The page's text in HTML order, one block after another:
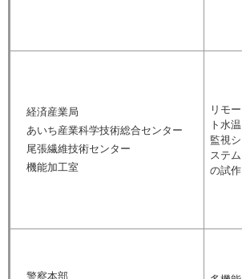
経済産業局
あいち産業科学技術総合センター
尾張繊維技術センター
機能加工室
リモー
ト水温
監視シ
ステム
の試作
警察本部